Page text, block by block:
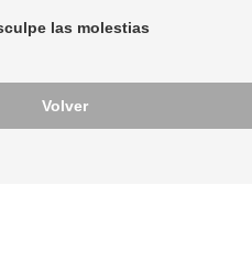
las molestias
Volver